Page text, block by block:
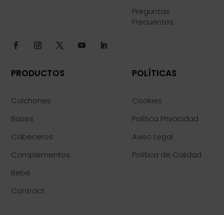
Preguntas
Frecuentes
PRODUCTOS
Colchones
Bases
Cabeceros
Complementos
Bebé
Contract
POLÍTICAS
Cookies
Política Privacidad
Aviso Legal
Política de Calidad